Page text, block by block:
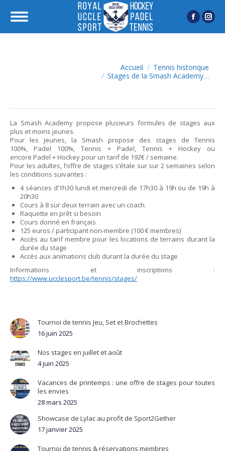
Facebook
page
new
page
Accueil
Tennis historique
Stages de la Smash Academy…
La Smash Academy propose plusieurs formules de stages aux
plus et moins jeunes.
Pour les jeunes, la Smash propose des stages de Tennis
100%, Padel 100%, Tennis + Padel, Tennis + Hockey ou
encore Padel + Hockey pour un tarif de 192€ / semaine.
Pour les adultes, l’offre de stages s’étale sur sur 2 semaines selon
les conditions suivantes :
4 séances d’1h30 lundi et mercredi de 17h30 à 19h ou de 19h à
20h30
Cours à 8 sur deux terrain avec un coach.
Raquette en prêt si besoin
Cours donné en français
125 euros / participant non-membre (100 € membres)
Accès au tarif membre pour les locations de terrains durant la
durée du stage
Accès aux animations club durant la durée du stage
Informations et inscriptions :
https://www.ucclesport.be/tennis/stages/
Tournoi de tennis Jeu, Set et Brochettes
16 juin 2025
Nos stages en juillet et août
4 juin 2025
Vacances de printemps : une offre de stages pour toutes
les envies
28 mars 2025
Showcase de Lylac au profit de Sport2Gether
17 janvier 2025
Tournoi de tennis & réservations membres